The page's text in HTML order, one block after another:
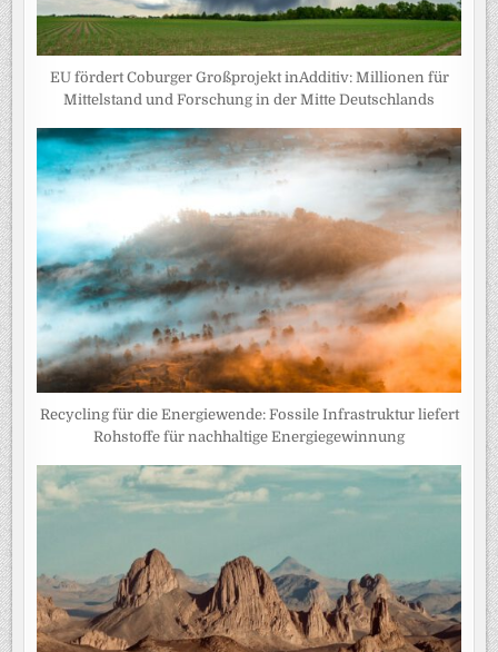
EU fördert Coburger Großprojekt inAdditiv: Millionen für
Mittelstand und Forschung in der Mitte Deutschlands
Recycling für die Energiewende: Fossile Infrastruktur liefert
Rohstoffe für nachhaltige Energiegewinnung